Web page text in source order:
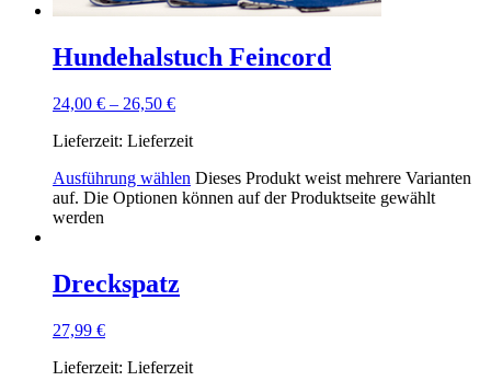
Hundehalstuch Feincord
24,00 € – 26,50 €
Lieferzeit: Lieferzeit
Ausführung wählen Dieses Produkt weist mehrere Varianten
auf. Die Optionen können auf der Produktseite gewählt
werden
Dreckspatz
27,99 €
Lieferzeit: Lieferzeit